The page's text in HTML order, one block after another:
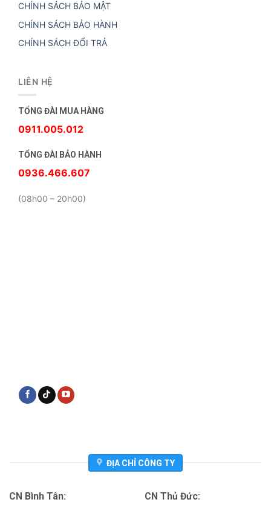
CHÍNH SÁCH BẢO MẬT
CHÍNH SÁCH BẢO HÀNH
CHÍNH SÁCH ĐỔI TRẢ
LIÊN HỆ
TỔNG ĐÀI MUA HÀNG
0911.005.012
TỔNG ĐÀI BẢO HÀNH
0936.466.607
(08h00 – 20h00)
ĐỊA CHỈ CÔNG TY
CN Bình Tân: CN Thủ Đức: